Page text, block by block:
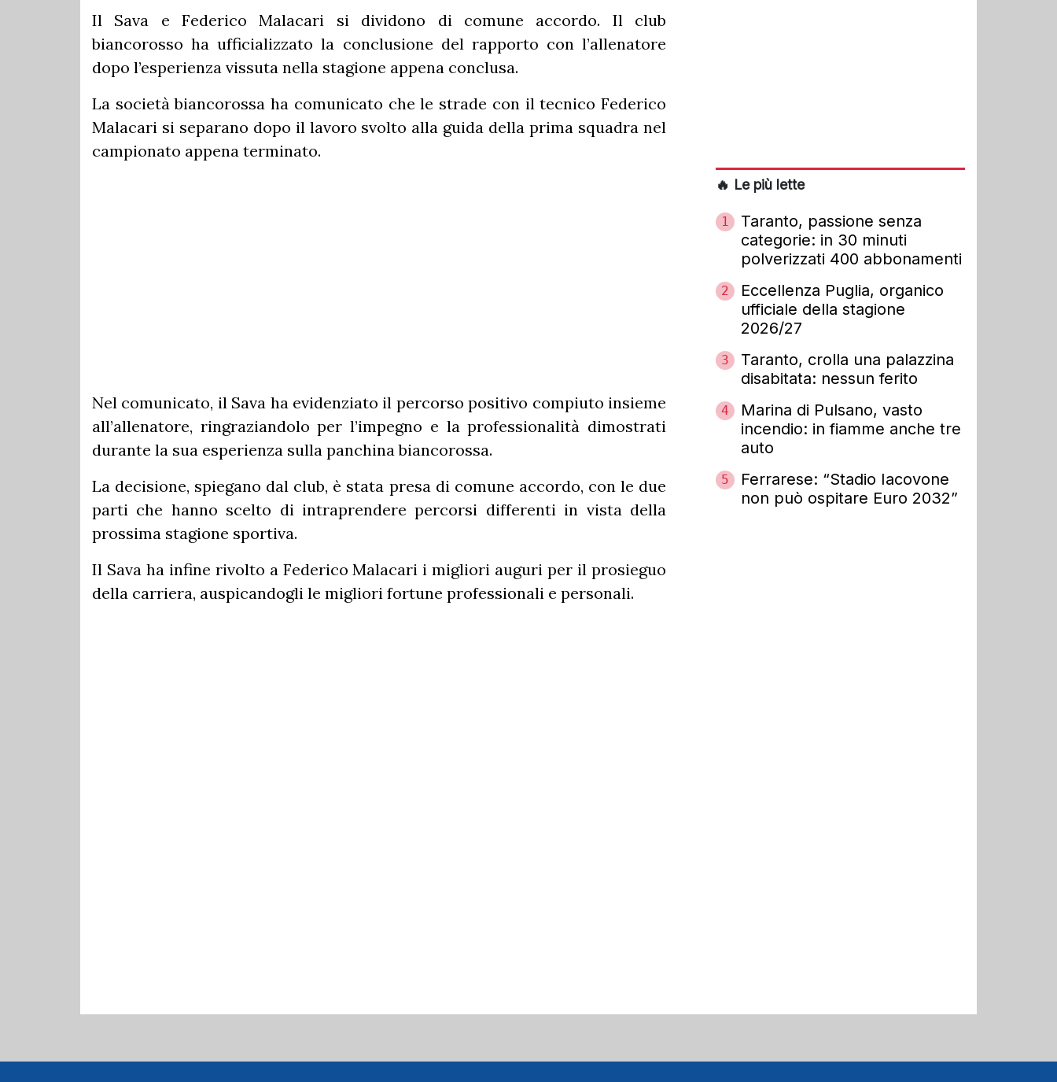
Il Sava e Federico Malacari si dividono di comune accordo. Il club
biancorosso ha ufficializzato la conclusione del rapporto con l’allenatore
dopo l’esperienza vissuta nella stagione appena conclusa.
La società biancorossa ha comunicato che le strade con il tecnico Federico
Malacari si separano dopo il lavoro svolto alla guida della prima squadra nel
campionato appena terminato.
Nel comunicato, il Sava ha evidenziato il percorso positivo compiuto insieme
all’allenatore, ringraziandolo per l’impegno e la professionalità dimostrati
durante la sua esperienza sulla panchina biancorossa.
La decisione, spiegano dal club, è stata presa di comune accordo, con le due
parti che hanno scelto di intraprendere percorsi differenti in vista della
prossima stagione sportiva.
Il Sava ha infine rivolto a Federico Malacari i migliori auguri per il prosieguo
della carriera, auspicandogli le migliori fortune professionali e personali.
🔥 Le più lette
1
Taranto, passione senza
categorie: in 30 minuti
polverizzati 400 abbonamenti
2
Eccellenza Puglia, organico
ufficiale della stagione
2026/27
3
Taranto, crolla una palazzina
disabitata: nessun ferito
4
Marina di Pulsano, vasto
incendio: in fiamme anche tre
auto
5
Ferrarese: “Stadio Iacovone
non può ospitare Euro 2032”